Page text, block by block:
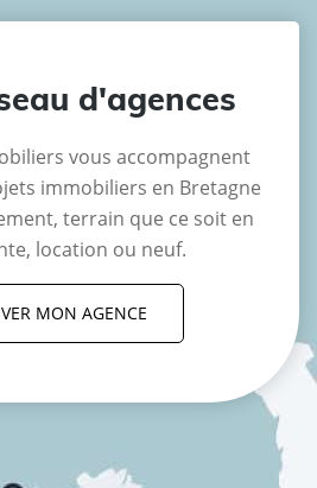
d'agences
vous accompagnent
immobiliers en Bretagne
terrain que ce soit en
location ou neuf.
MON AGENCE